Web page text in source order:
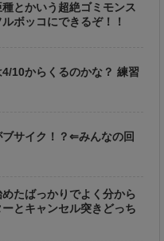
種とかいう超絶ゴミモンス
ボッコにできるぞ！！
4/10からくるのかな？ 練習
ブサイク！？⇐みんなの回
めたばっかりでよく分から
とキャンセル突きどっち